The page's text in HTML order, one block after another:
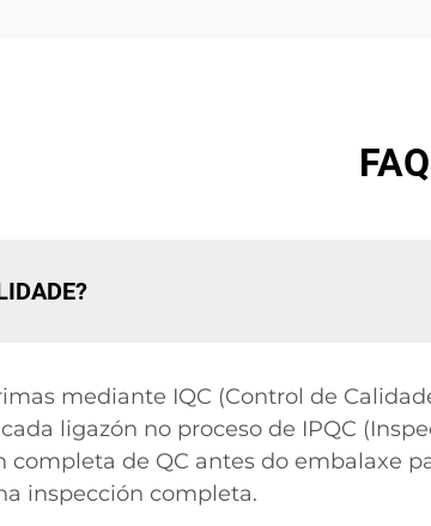
FAQ
mediante IQC (Control de
ligazón no proceso de IPQC
completa de QC antes do embalaxe
inspección completa.